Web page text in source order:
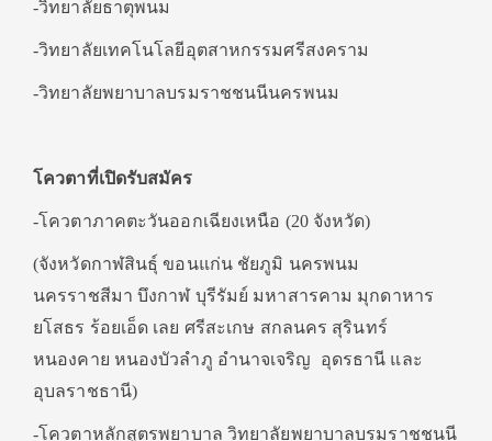
-วิทยาลัยธาตุพนม
-วิทยาลัยเทคโนโลยีอุตสาหกรรมศรีสงคราม
-วิทยาลัยพยาบาลบรมราชชนนีนครพนม​
โควตาที่เปิดรับสมัคร
-โควตาภาคตะวันออกเฉียงเหนือ (20 จังหวัด)
(จังหวัดกาฬสินธุ์ ขอนแก่น ชัยภูมิ นครพนม
นครราชสีมา บึงกาฬ บุรีรัมย์ มหาสารคาม มุกดาหาร
ยโสธร ร้อยเอ็ด เลย ศรีสะเกษ สกลนคร สุรินทร์
หนองคาย หนองบัวลำภู อำนาจเจริญ อุดรธานี และ
อุบลราชธานี)
-โควตาหลักสูตรพยาบาล วิทยาลัยพยาบาลบรมราชชนนี